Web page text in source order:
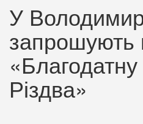
У
запрошують
Різдва»